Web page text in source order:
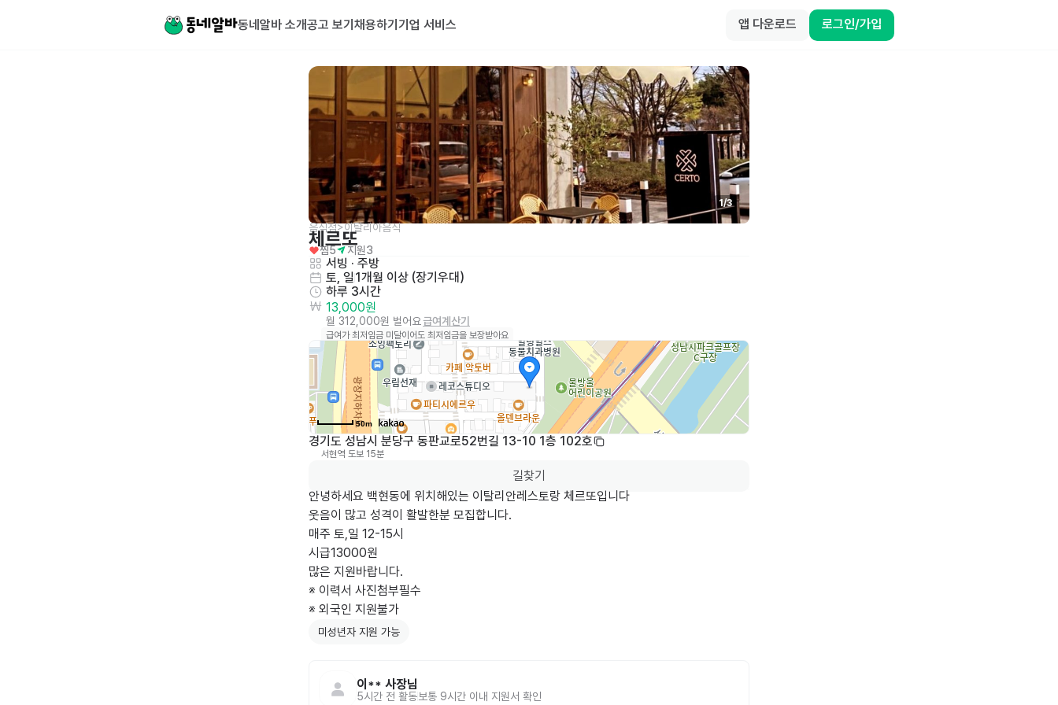
동네알바 소개공고 보기 채용하기 기업 서비스 앱 다운로드 로그인/가입
1/3
음식점>이탈리아음식
체르또
찜5 지원3
서빙 · 주방
토, 일1개월 이상 (장기우대)
하루 3시간
13,000원
월 312,000원 벌어요급여계산기
급여가 최저임금 미달이어도 최저임금을 보장받아요
50m
경기도 성남시 분당구 동판교로52번길 13-10 1층 102호
서현역 도보 15분
길찾기
안녕하세요 백현동에 위치해있는 이탈리안레스토랑 체르또입니다
웃음이 많고 성격이 활발한분 모집합니다.
매주 토,일 12-15시
시급13000원
많은 지원바랍니다.
※ 이력서 사진첨부필수
※ 외국인 지원불가
미성년자 지원 가능
이** 사장님
5시간 전 활동 보통 9시간 이내 지원서 확인